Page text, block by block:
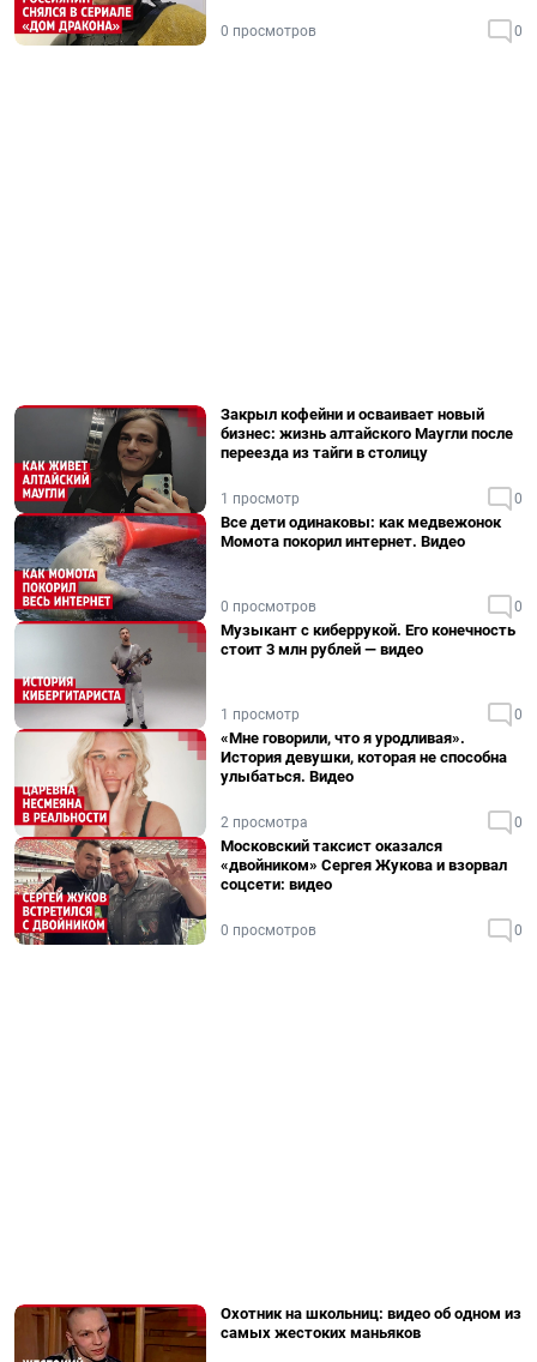
0 просмотров 0
Закрыл кофейни и осваивает новый
бизнес: жизнь алтайского Маугли после
переезда из тайги в столицу
1 просмотр 0
Все дети одинаковы: как медвежонок
Момота покорил интернет. Видео
0 просмотров 0
Музыкант с киберрукой. Его конечность
стоит 3 млн рублей — видео
1 просмотр 0
«Мне говорили, что я уродливая».
История девушки, которая не способна
улыбаться. Видео
2 просмотра 0
Московский таксист оказался
«двойником» Сергея Жукова и взорвал
соцсети: видео
0 просмотров 0
Охотник на школьниц: видео об одном из
самых жестоких маньяков